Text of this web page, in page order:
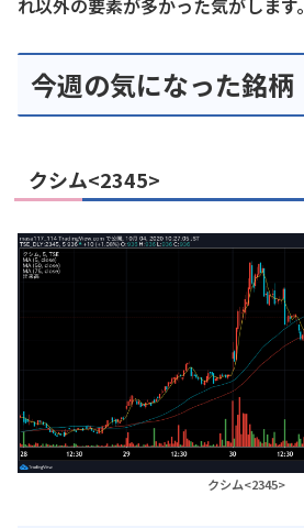
れ以外の要素が多かった気がします。
今週の気になった銘柄
クシム<2345>
クシム<2345>